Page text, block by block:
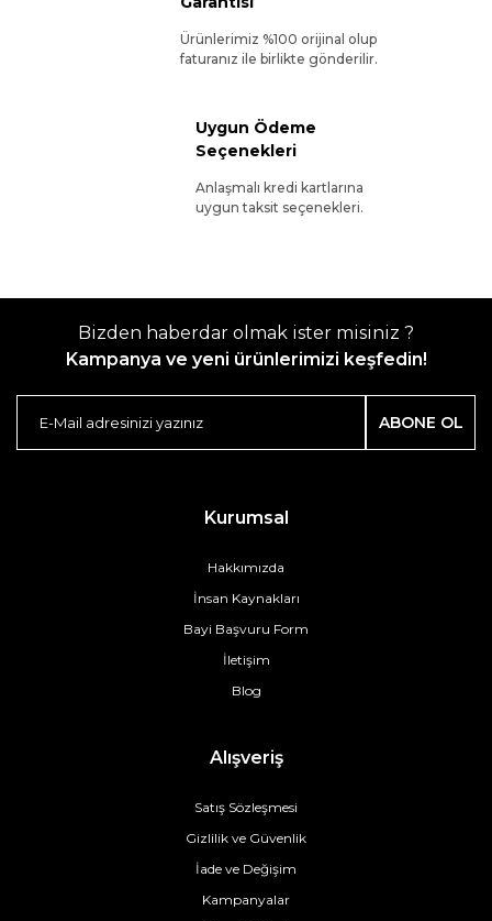
Ürünlerimiz %100 orijinal olup
faturanız ile birlikte gönderilir.
Uygun Ödeme
Seçenekleri
Anlaşmalı kredi kartlarına
uygun taksit seçenekleri.
Bizden haberdar olmak ister misiniz ?
Kampanya ve yeni ürünlerimizi keşfedin!
ABONE OL
Kurumsal
Hakkımızda
İnsan Kaynakları
Bayi Başvuru Form
İletişim
Blog
Alışveriş
Satış Sözleşmesi
Gizlilik ve Güvenlik
İade ve Değişim
Kampanyalar